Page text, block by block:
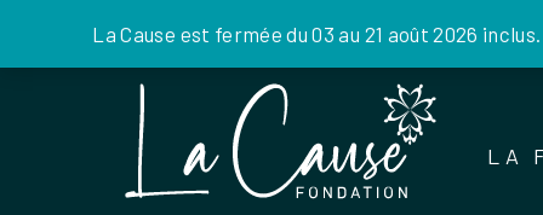
La Cause est fermée du 03 au 21 août 2026
LA